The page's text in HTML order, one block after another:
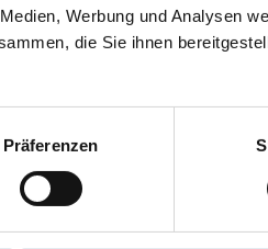
Werbung und Analysen
die Sie ihnen
Präferenzendoluptate magnis nonseria
que litati dolest evelit di apide